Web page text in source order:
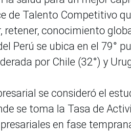
de Talento Competitivo
conocimiento
Perú se ubica en el 79°
por Chile (32°) y
se consideró el
se toma la Tasa de
en fase